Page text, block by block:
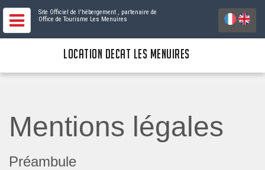
Site Officiel de l'hébergement , partenaire de
Office de Tourisme Les Menuires
LOCATION DECAT LES MENUIRES
Mentions légales
Préambule